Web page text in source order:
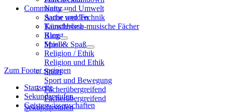
Natur und Umwelt
Sache und Technik
Künstlerisch-musische Fächer
Kunst
Musik
Religion / Ethik
Religion und Ethik
Sport
Sport und Bewegung
Fächerübergreifend
Fächerübergreifend
Sekundarstufen
Community
Autor werden
Tauschbörse
Blog
Spiel & Spaß
Zum Footer springen
Startseite
Sekundarstufen
Geisteswissenschaften